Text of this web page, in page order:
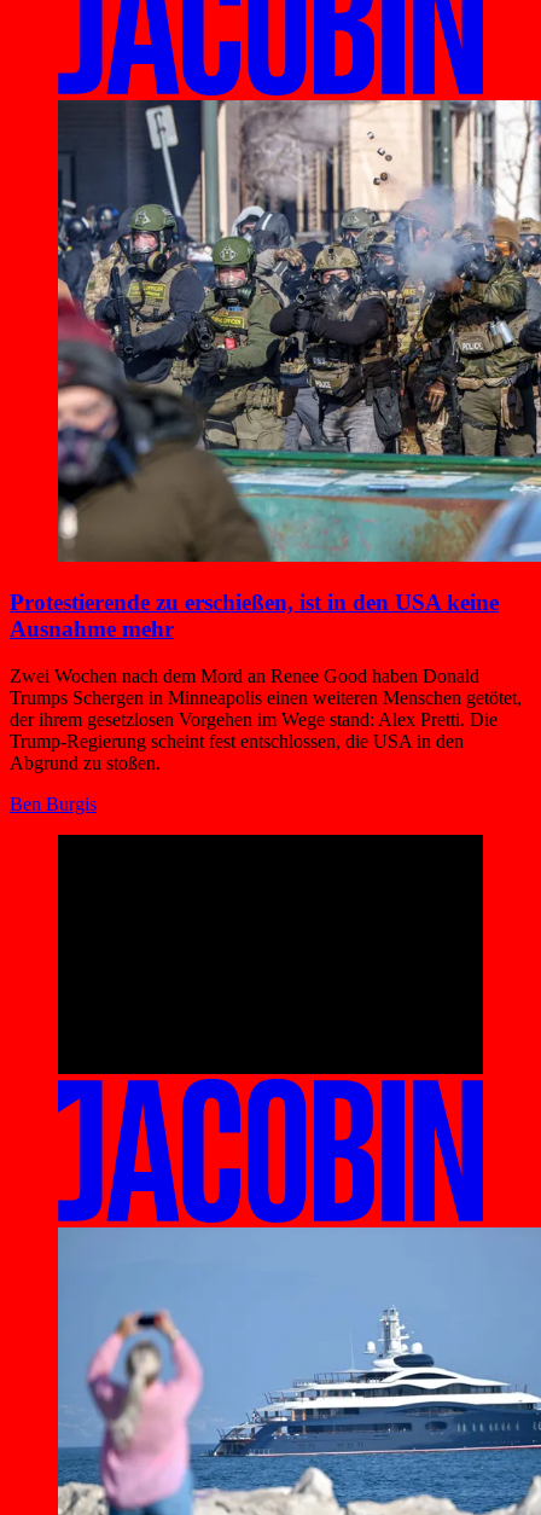
Protestierende zu erschießen, ist in den USA keine
Ausnahme mehr
Zwei Wochen nach dem Mord an Renee Good haben Donald
Trumps Schergen in Minneapolis einen weiteren Menschen getötet,
der ihrem gesetzlosen Vorgehen im Wege stand: Alex Pretti. Die
Trump-Regierung scheint fest entschlossen, die USA in den
Abgrund zu stoßen.
Ben Burgis